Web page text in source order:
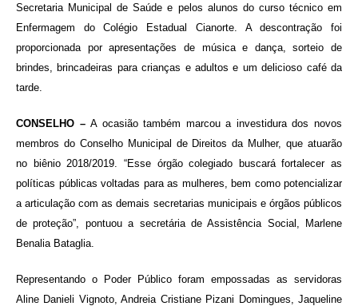
Secretaria Municipal de Saúde e pelos alunos do curso técnico em
Enfermagem do Colégio Estadual Cianorte. A descontração foi
proporcionada por apresentações de música e dança, sorteio de
brindes, brincadeiras para crianças e adultos e um delicioso café da
tarde.
CONSELHO –A ocasião também marcou a investidura dos novos
membros do Conselho Municipal de Direitos da Mulher, que atuarão
no biênio 2018/2019. “Esse órgão colegiado buscará fortalecer as
políticas públicas voltadas para as mulheres, bem como potencializar
a articulação com as demais secretarias municipais e órgãos públicos
de proteção”, pontuou a secretária de Assistência Social, Marlene
Benalia Bataglia.
Representando o Poder Público foram empossadas as servidoras
Aline Danieli Vignoto, Andreia Cristiane Pizani Domingues, Jaqueline